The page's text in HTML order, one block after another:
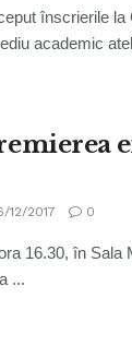
înscrierile la
academic
12/2017 0
16.30, în Sala
...